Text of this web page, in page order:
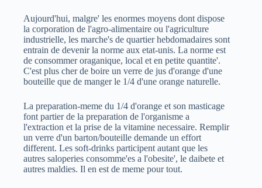
Aujourd'hui, malgre' les enormes moyens dont dispose
la corporation de l'agro-alimentaire ou l'agriculture
industrielle, les marche's de quartier hebdomadaires sont
entrain de devenir la norme aux etat-unis. La norme est
de consommer oraganique, local et en petite quantite'.
C'est plus cher de boire un verre de jus d'orange d'une
bouteille que de manger le 1/4 d'une orange naturelle.
La preparation-meme du 1/4 d'orange et son masticage
font partier de la preparation de l'organisme a
l'extraction et la prise de la vitamine necessaire. Remplir
un verre d'un barton/bouteille demande un effort
different. Les soft-drinks participent autant que les
autres saloperies consomme'es a l'obesite', le daibete et
autres maldies. Il en est de meme pour tout.